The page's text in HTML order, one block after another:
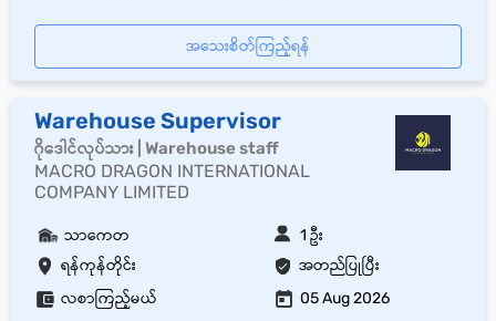
အသေးစိတ်ကြည့်ရန်
Warehouse Supervisor
ဂိုဒေါင်လုပ်သား | Warehouse staff
MACRO DRAGON INTERNATIONAL
COMPANY LIMITED
ရန်ကုန်တိုင်း အတည်ပြုပြီး
သာကေတ 1 ဦး
လစာကြည့်မယ် 05 Aug 2026